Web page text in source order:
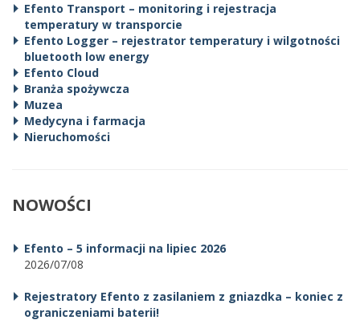
Efento Transport – monitoring i rejestracja
temperatury w transporcie
Efento Logger – rejestrator temperatury i wilgotności
bluetooth low energy
Efento Cloud
Branża spożywcza
Muzea
Medycyna i farmacja
Nieruchomości
NOWOŚCI
Efento – 5 informacji na lipiec 2026
2026/07/08
Rejestratory Efento z zasilaniem z gniazdka – koniec z
ograniczeniami baterii!